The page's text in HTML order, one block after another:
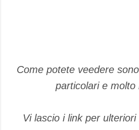
Come potete veedere
particolari e molto
Vi lascio i link per